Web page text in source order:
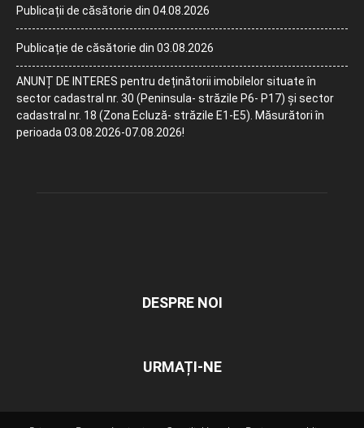
Publicații de căsătorie din 04.08.2026
Publicație de căsătorie din 03.08.2026
ANUNȚ DE INTERES pentru deținătorii imobilelor situate în
sector cadastral nr. 30 (Peninsula- străzile P6- P17) și sector
cadastral nr. 18 (Zona Ecluză- străzile E1-E5). Măsurători în
perioada 03.08.2026-07.08.2026!
DESPRE NOI
URMAȚI-NE